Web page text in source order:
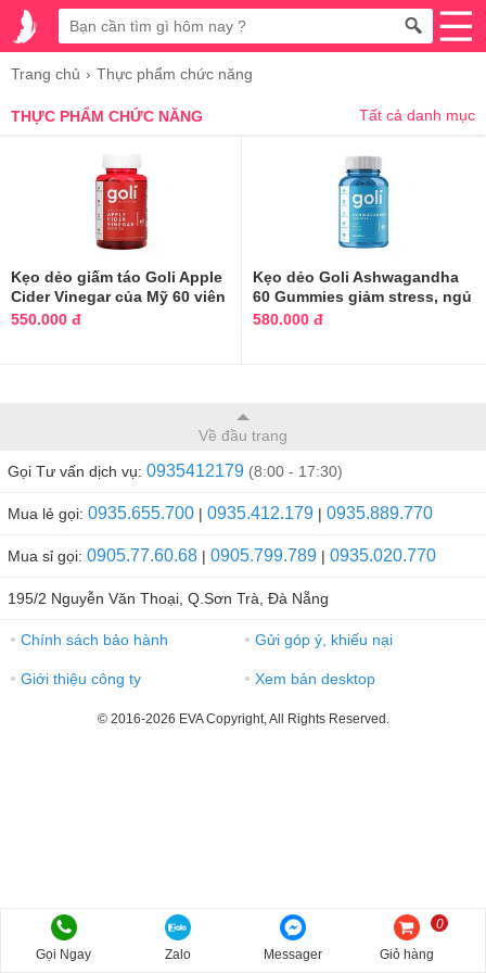
Trang chủ Thực phẩm chức năng
THỰC PHẨM CHỨC NĂNG Tất cả danh mục
Kẹo dẻo giấm táo Goli Apple
Cider Vinegar của Mỹ 60 viên
550.000 đ
Kẹo dẻo Goli Ashwagandha
60 Gummies giảm stress, ngủ
ngon
580.000 đ
Về đầu trang
Gọi Tư vấn dịch vụ: 0935412179 (8:00 - 17:30)
Mua lẻ gọi: 0935.655.700 | 0935.412.179 | 0935.889.770
Mua sỉ gọi: 0905.77.60.68 | 0905.799.789 | 0935.020.770
195/2 Nguyễn Văn Thoại, Q.Sơn Trà, Đà Nẵng
● Chính sách bảo hành ● Gửi góp ý, khiếu nại
● Giới thiệu công ty ● Xem bản desktop
© 2016-2026 EVA Copyright, All Rights Reserved.
Gọi Ngay Zalo Messager Giỏ hàng
0